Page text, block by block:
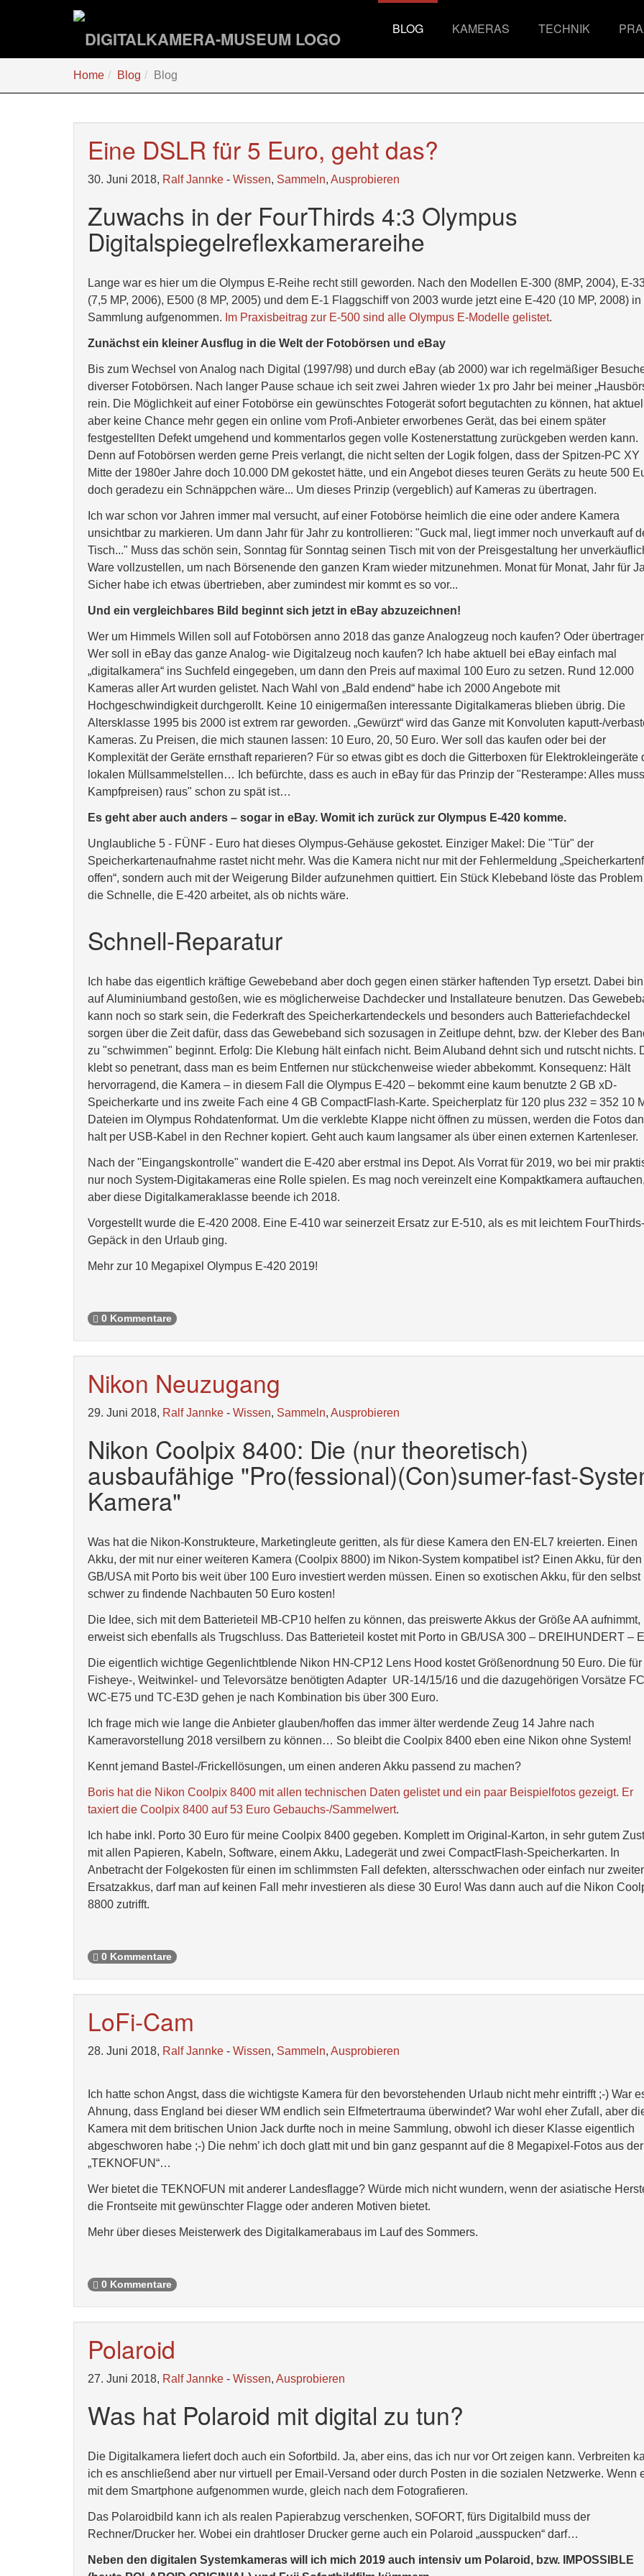
BLOG KAMERAS TECHNIK
sind
Home Blog Blog
Eine DSLR für 5 Euro, geht das?
30. Juni 2018, Ralf Jannke - Wissen, Sammeln, Ausprobieren
Zuwachs in der FourThirds 4:3 Olympus
Digitalspiegelreflexkamerareihe
Lange war es hier um die Olympus E-Reihe recht still geworden. Nach den Modellen E-300 (8MP, 2004), E-
(7,5 MP, 2006), E500 (8 MP, 2005) und dem E-1 Flaggschiff von 2003 wurde jetzt eine E-420 (10 MP, 2008) in
Sammlung aufgenommen. Im Praxisbeitrag zur E-500 sind alle Olympus E-Modelle gelistet.
Zunächst ein kleiner Ausflug in die Welt der Fotobörsen und eBay
Bis zum Wechsel von Analog nach Digital (1997/98) und durch eBay (ab 2000) war ich regelmäßiger
diverser Fotobörsen. Nach langer Pause schaue ich seit zwei Jahren wieder 1x pro Jahr bei meiner
rein. Die Möglichkeit auf einer Fotobörse ein gewünschtes Fotogerät sofort begutachten zu können, hat aktuell
aber keine Chance mehr gegen ein online vom Profi-Anbieter erworbenes Gerät, das bei einem später
festgestellten Defekt umgehend und kommentarlos gegen volle Kostenerstattung zurückgeben werden kann.
Denn auf Fotobörsen werden gerne Preis verlangt, die nicht selten der Logik folgen, dass der Spitzen-PC XY
Mitte der 1980er Jahre doch 10.000 DM gekostet hätte, und ein Angebot dieses teuren Geräts zu heute 500
doch geradezu ein Schnäppchen wäre... Um dieses Prinzip (vergeblich) auf Kameras zu übertragen.
Ich war schon vor Jahren immer mal versucht, auf einer Fotobörse heimlich die eine oder andere Kamera
unsichtbar zu markieren. Um dann Jahr für Jahr zu kontrollieren: "Guck mal, liegt immer noch unverkauft auf
Tisch..." Muss das schön sein, Sonntag für Sonntag seinen Tisch mit von der Preisgestaltung her
Ware vollzustellen, um nach Börsenende den ganzen Kram wieder mitzunehmen. Monat für Monat, Jahr für
Sicher habe ich etwas übertrieben, aber zumindest mir kommt es so vor...
Und ein vergleichbares Bild beginnt sich jetzt in eBay abzuzeichnen!
Wer um Himmels Willen soll auf Fotobörsen anno 2018 das ganze Analogzeug noch kaufen? Oder
Wer soll in eBay das ganze Analog- wie Digitalzeug noch kaufen? Ich habe aktuell bei eBay einfach mal
„digitalkamera“ ins Suchfeld eingegeben, um dann den Preis auf maximal 100 Euro zu setzen. Rund 12.000
Kameras aller Art wurden gelistet. Nach Wahl von „Bald endend“ habe ich 2000 Angebote mit
Hochgeschwindigkeit durchgerollt. Keine 10 einigermaßen interessante Digitalkameras blieben übrig. Die
Altersklasse 1995 bis 2000 ist extrem rar geworden. „Gewürzt“ wird das Ganze mit Konvoluten kaputt-/
Kameras. Zu Preisen, die mich staunen lassen: 10 Euro, 20, 50 Euro. Wer soll das kaufen oder bei der
Komplexität der Geräte ernsthaft reparieren? Für so etwas gibt es doch die Gitterboxen für Elektrokleingeräte
lokalen Müllsammelstellen… Ich befürchte, dass es auch in eBay für das Prinzip der "Resterampe: Alles
Kampfpreisen) raus" schon zu spät ist…
Es geht aber auch anders – sogar in eBay. Womit ich zurück zur Olympus E-420 komme.
Unglaubliche 5 - FÜNF - Euro hat dieses Olympus-Gehäuse gekostet. Einziger Makel: Die "Tür" der
Speicherkartenaufnahme rastet nicht mehr. Was die Kamera nicht nur mit der Fehlermeldung
offen“, sondern auch mit der Weigerung Bilder aufzunehmen quittiert. Ein Stück Klebeband löste das
die Schnelle, die E-420 arbeitet, als ob nichts wäre.
Schnell-Reparatur
Ich habe das eigentlich kräftige Gewebeband aber doch gegen einen stärker haftenden Typ ersetzt. Dabei
auf Aluminiumband gestoßen, wie es möglicherweise Dachdecker und Installateure benutzen. Das
kann noch so stark sein, die Federkraft des Speicherkartendeckels und besonders auch Batteriefachdeckel
sorgen über die Zeit dafür, dass das Gewebeband sich sozusagen in Zeitlupe dehnt, bzw. der Kleber des
zu "schwimmen" beginnt. Erfolg: Die Klebung hält einfach nicht. Beim Aluband dehnt sich und rutscht nichts.
klebt so penetrant, dass man es beim Entfernen nur stückchenweise wieder abbekommt. Konsequenz: Hält
hervorragend, die Kamera – in diesem Fall die Olympus E-420 – bekommt eine kaum benutzte 2 GB xD-
Speicherkarte und ins zweite Fach eine 4 GB CompactFlash-Karte. Speicherplatz für 120 plus 232 = 352 10
Dateien im Olympus Rohdatenformat. Um die verklebte Klappe nicht öffnen zu müssen, werden die Fotos
halt per USB-Kabel in den Rechner kopiert. Geht auch kaum langsamer als über einen externen Kartenleser.
Nach der "Eingangskontrolle" wandert die E-420 aber erstmal ins Depot. Als Vorrat für 2019, wo bei mir
nur noch System-Digitakameras eine Rolle spielen. Es mag noch vereinzelt eine Kompaktkamera auftauchen,
aber diese Digitalkameraklasse beende ich 2018.
Vorgestellt wurde die E-420 2008. Eine E-410 war seinerzeit Ersatz zur E-510, als es mit leichtem FourThirds-
Gepäck in den Urlaub ging.
Mehr zur 10 Megapixel Olympus E-420 2019!
0 Kommentare
Nikon Neuzugang
29. Juni 2018, Ralf Jannke - Wissen, Sammeln, Ausprobieren
Nikon Coolpix 8400: Die (nur theoretisch)
ausbaufähige "Pro(fessional)(Con)sumer-fast-
Kamera"
Was hat die Nikon-Konstrukteure, Marketingleute geritten, als für diese Kamera den EN-EL7 kreierten. Einen
Akku, der mit nur einer weiteren Kamera (Coolpix 8800) im Nikon-System kompatibel ist? Einen Akku, für den
GB/USA mit Porto bis weit über 100 Euro investiert werden müssen. Einen so exotischen Akku, für den selbst
schwer zu findende Nachbauten 50 Euro kosten!
Die Idee, sich mit dem Batterieteil MB-CP10 helfen zu können, das preiswerte Akkus der Größe AA aufnimmt,
erweist sich ebenfalls als Trugschluss. Das Batterieteil kostet mit Porto in GB/USA 300 – DREIHUNDERT –
Die eigentlich wichtige Gegenlichtblende Nikon HN-CP12 Lens Hood kostet Größenordnung 50 Euro. Die für
Fisheye-, Weitwinkel- und Televorsätze benötigten Adapter UR-14/15/16 und die dazugehörigen Vorsätze
WC-E75 und TC-E3D gehen je nach Kombination bis über 300 Euro.
Ich frage mich wie lange die Anbieter glauben/hoffen das immer älter werdende Zeug 14 Jahre nach
Kameravorstellung 2018 versilbern zu können… So bleibt die Coolpix 8400 eben eine Nikon ohne System!
Kennt jemand Bastel-/Frickellösungen, um einen anderen Akku passend zu machen?
Boris hat die Nikon Coolpix 8400 mit allen technischen Daten gelistet und ein paar Beispielfotos gezeigt. Er
taxiert die Coolpix 8400 auf 53 Euro Gebauchs-/Sammelwert.
Ich habe inkl. Porto 30 Euro für meine Coolpix 8400 gegeben. Komplett im Original-Karton, in sehr gutem
mit allen Papieren, Kabeln, Software, einem Akku, Ladegerät und zwei CompactFlash-Speicherkarten. In
Anbetracht der Folgekosten für einen im schlimmsten Fall defekten, altersschwachen oder einfach nur
Ersatzakkus, darf man auf keinen Fall mehr investieren als diese 30 Euro! Was dann auch auf die Nikon
8800 zutrifft.
0 Kommentare
LoFi-Cam
28. Juni 2018, Ralf Jannke - Wissen, Sammeln, Ausprobieren
Ich hatte schon Angst, dass die wichtigste Kamera für den bevorstehenden Urlaub nicht mehr eintrifft ;-) War
Ahnung, dass England bei dieser WM endlich sein Elfmetertrauma überwindet? War wohl eher Zufall, aber
Kamera mit dem britischen Union Jack durfte noch in meine Sammlung, obwohl ich dieser Klasse eigentlich
abgeschworen habe ;-) Die nehm’ ich doch glatt mit und bin ganz gespannt auf die 8 Megapixel-Fotos aus der
„TEKNOFUN“…
Wer bietet die TEKNOFUN mit anderer Landesflagge? Würde mich nicht wundern, wenn der asiatische
die Frontseite mit gewünschter Flagge oder anderen Motiven bietet.
Mehr über dieses Meisterwerk des Digitalkamerabaus im Lauf des Sommers.
0 Kommentare
Polaroid
27. Juni 2018, Ralf Jannke - Wissen, Ausprobieren
Was hat Polaroid mit digital zu tun?
Die Digitalkamera liefert doch auch ein Sofortbild. Ja, aber eins, das ich nur vor Ort zeigen kann. Verbreiten
ich es anschließend aber nur virtuell per Email-Versand oder durch Posten in die sozialen Netzwerke. Wenn
mit dem Smartphone aufgenommen wurde, gleich nach dem Fotografieren.
Das Polaroidbild kann ich als realen Papierabzug verschenken, SOFORT, fürs Digitalbild muss der
Rechner/Drucker her. Wobei ein drahtloser Drucker gerne auch ein Polaroid „ausspucken“ darf…
Neben den digitalen Systemkameras will ich mich 2019 auch intensiv um Polaroid, bzw. IMPOSSIBLE